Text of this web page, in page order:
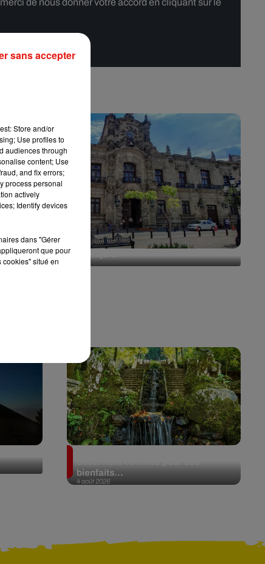
de nous donner votre accord en cliquant sur le
31 juillet 2026
Escapade à Guadalajara
4 août 2026
bienfaits...
Store and/or
Use profiles to
audiences through
content; Use
and fix errors;
process personal
actively
Identify devices
dans "Gérer
que pour
cookies" situé en
sans accepter